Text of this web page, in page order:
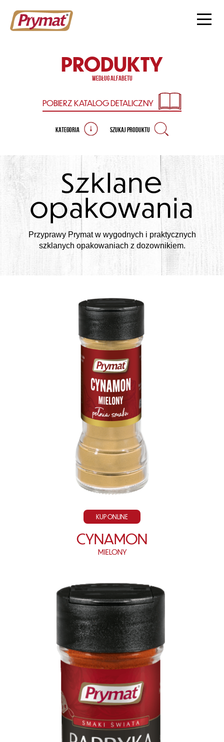
PRODUKTY
według alfabetu
POBIERZ KATALOGDETALICZNY
KATEGORIA SZUKAJ PRODUKTU
Szklane
opakowania
Przyprawy Prymat w wygodnych i praktycznych
szklanych opakowaniach z dozownikiem.
KUP ONLINE
CYNAMON
MIELONY